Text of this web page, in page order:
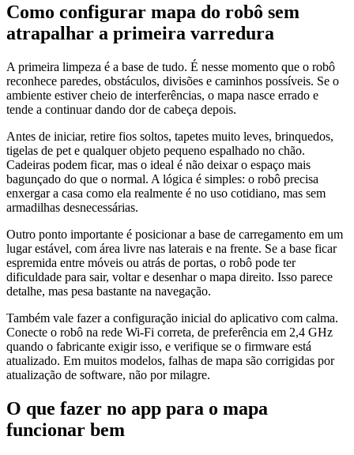
Como configurar mapa do robô sem
atrapalhar a primeira varredura
A primeira limpeza é a base de tudo. É nesse momento que o robô
reconhece paredes, obstáculos, divisões e caminhos possíveis. Se o
ambiente estiver cheio de interferências, o mapa nasce errado e
tende a continuar dando dor de cabeça depois.
Antes de iniciar, retire fios soltos, tapetes muito leves, brinquedos,
tigelas de pet e qualquer objeto pequeno espalhado no chão.
Cadeiras podem ficar, mas o ideal é não deixar o espaço mais
bagunçado do que o normal. A lógica é simples: o robô precisa
enxergar a casa como ela realmente é no uso cotidiano, mas sem
armadilhas desnecessárias.
Outro ponto importante é posicionar a base de carregamento em um
lugar estável, com área livre nas laterais e na frente. Se a base ficar
espremida entre móveis ou atrás de portas, o robô pode ter
dificuldade para sair, voltar e desenhar o mapa direito. Isso parece
detalhe, mas pesa bastante na navegação.
Também vale fazer a configuração inicial do aplicativo com calma.
Conecte o robô na rede Wi-Fi correta, de preferência em 2,4 GHz
quando o fabricante exigir isso, e verifique se o firmware está
atualizado. Em muitos modelos, falhas de mapa são corrigidas por
atualização de software, não por milagre.
O que fazer no app para o mapa
funcionar bem